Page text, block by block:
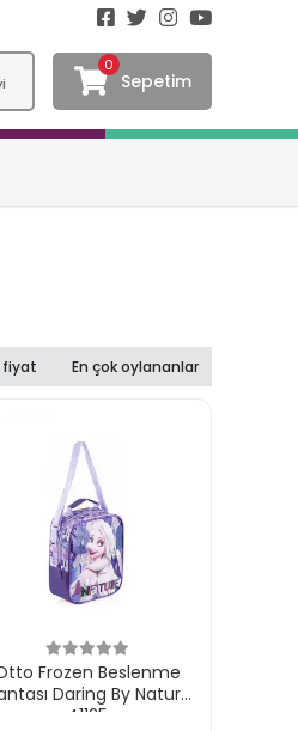
0
Sepetim
fiyat En çok oylananlar
Frozen Beslenme
Daring By Nature
41125